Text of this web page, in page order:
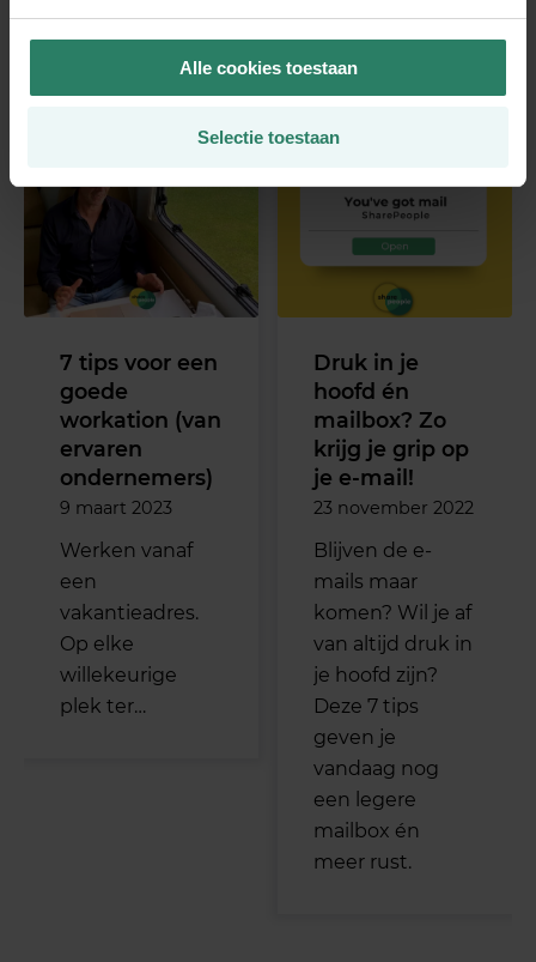
Alle cookies toestaan
Selectie toestaan
de bouw.
7 tips voor een
goede
workation (van
ervaren
ondernemers)
9 maart 2023
Werken vanaf
een
vakantieadres.
Op elke
willekeurige
plek ter…
Druk in je
hoofd én
mailbox? Zo
krijg je grip op
je e-mail!
23 november 2022
Blijven de e-
mails maar
komen? Wil je af
van altijd druk in
je hoofd zijn?
Deze 7 tips
geven je
vandaag nog
een legere
mailbox én
meer rust.